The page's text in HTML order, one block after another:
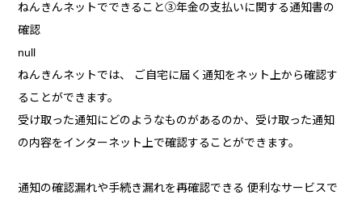
ねんきんネットでできること③年金の支払いに関する通知書の
確認
null
ねんきんネットでは、 ご自宅に届く通知をネット上から確認す
ることができます。
受け取った通知にどのようなものがあるのか、受け取った通知
の内容をインターネット上で確認することができます。
通知の確認漏れや手続き漏れを再確認できる 便利なサービスで